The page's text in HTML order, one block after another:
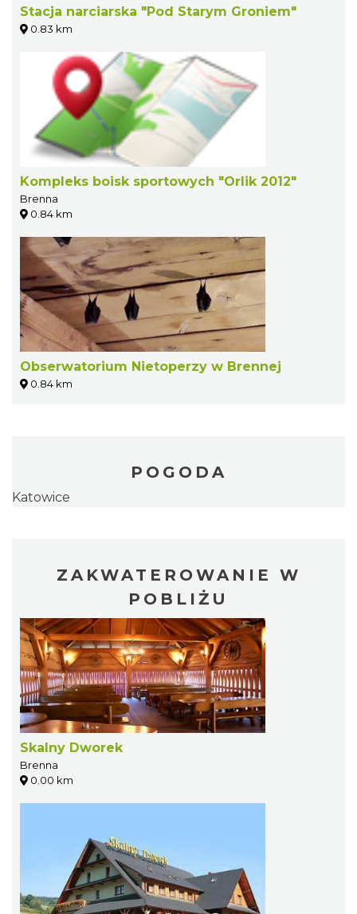
Stacja narciarska "Pod Starym Groniem"
0.83 km
Kompleks boisk sportowych "Orlik 2012"
Brenna
0.84 km
Obserwatorium Nietoperzy w Brennej
0.84 km
POGODA
Katowice
ZAKWATEROWANIE W
POBLIŻU
Skalny Dworek
Brenna
0.00 km